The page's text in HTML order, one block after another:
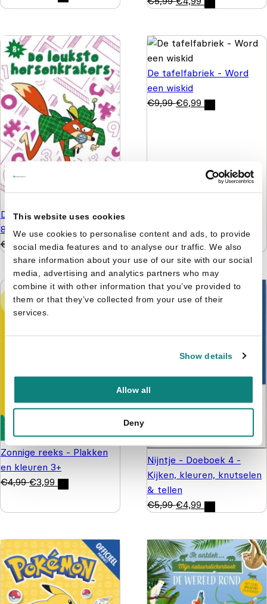
This website uses cookies
We use cookies to personalise content and ads, to provide
social media features and to analyse our traffic. We also
share information about your use of our site with our social
media, advertising and analytics partners who may
combine it with other information that you’ve provided to
them or that they’ve collected from your use of their
services.
Show details
Allow all
Deny
De leukste hersenkrakers
8+
€
5,99 € 4,99
De tafelfabriek - Word
een wiskid
€9,99 €6,99
Zonnige reeks - Plakken
en kleuren 3+
€4,99 €3,99
Nijntje - Doeboek 4 -
Kijken, kleuren, knutselen
& tellen
€5,99 €4,99